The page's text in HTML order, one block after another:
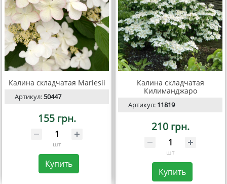
Калина складчатая Mariesii
Артикул:50447
155 грн.
шт
Купить
Калина складчатая
Килиманджаро
Артикул: 11819
210 грн.
шт
Купить